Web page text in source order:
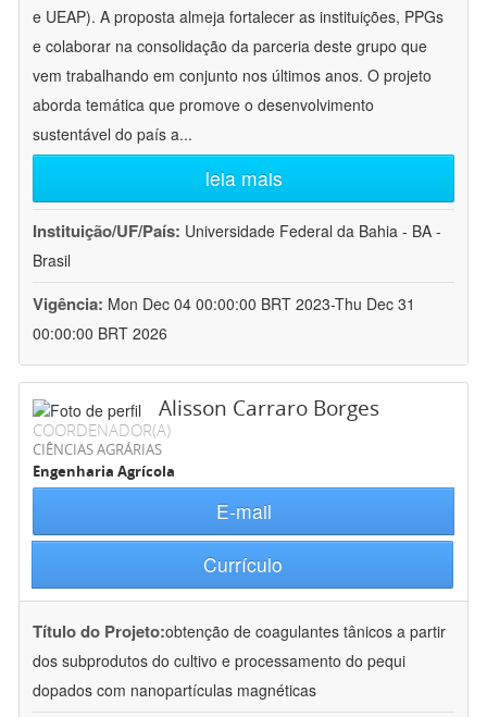
e UEAP). A proposta almeja fortalecer as instituições, PPGs
e colaborar na consolidação da parceria deste grupo que
vem trabalhando em conjunto nos últimos anos. O projeto
aborda temática que promove o desenvolvimento
sustentável do país a...
leia mais
Instituição/UF/País: Universidade Federal da Bahia - BA -
Brasil
Vigência: Mon Dec 04 00:00:00 BRT 2023-Thu Dec 31
00:00:00 BRT 2026
Alisson Carraro Borges
COORDENADOR(A)
CIÊNCIAS AGRÁRIAS
Engenharia Agrícola
E-mail
Currículo
Título do Projeto:obtenção de coagulantes tânicos a partir
dos subprodutos do cultivo e processamento do pequi
dopados com nanopartículas magnéticas